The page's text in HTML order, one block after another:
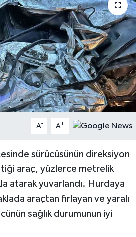
A- A+
sürücüsünün direksiyon
araç, yüzlerce metrelik
atarak yuvarlandı. Hurdaya
araçtan fırlayan ve yaralı
sağlık durumunun iyi